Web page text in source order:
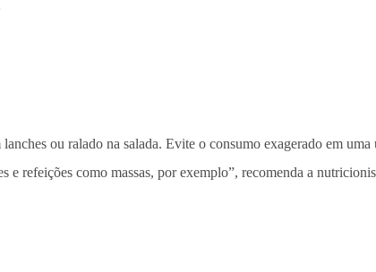
ou ralado na salada. Evite o consumo exagerado em
e refeições como massas, por exemplo”, recomenda a